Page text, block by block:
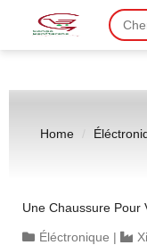
Home
Une Chaussure Pour
Éléctronique |